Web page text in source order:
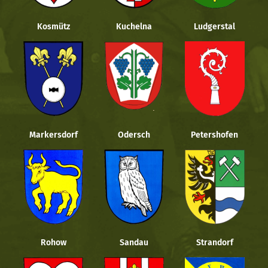
Kosmütz Kuchelna Ludgerstal
Markersdorf Odersch Petershofen
Rohow Sandau Strandorf